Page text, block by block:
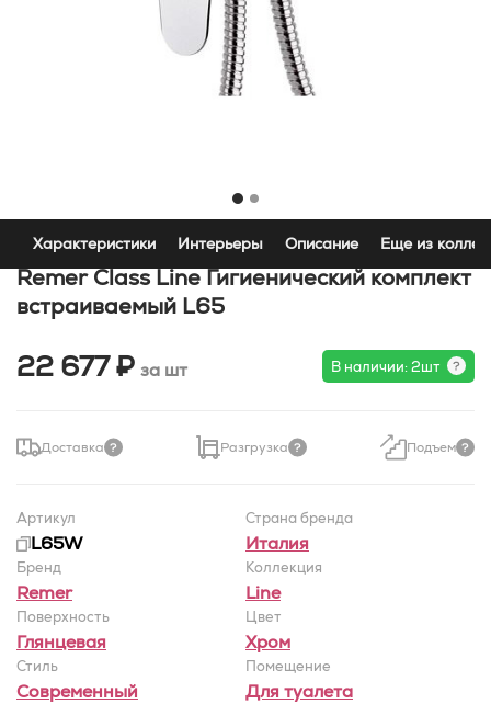
Характеристики Интерьеры Описание Еще из
Remer Class Line Гигиенический комплект
встраиваемый L65
22 677 ₽ за шт В наличии: 2шт
Доставка Разгрузка Подъем
Артикул
L65W
Страна бренда
Италия
Бренд
Remer
Коллекция
Line
Поверхность
Глянцевая
Цвет
Хром
Стиль
Современный
Помещение
Для туалета